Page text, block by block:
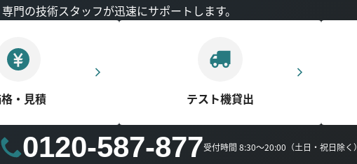
専門の技術スタッフが迅速にサポートします。
・見積 テスト機貸出
0120-587-877受付時間 8:30～20:00（土日・祝日除く）